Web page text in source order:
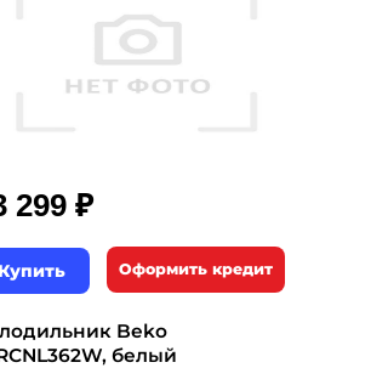
299 ₽
Купить Оформить кредит
Beko
белый